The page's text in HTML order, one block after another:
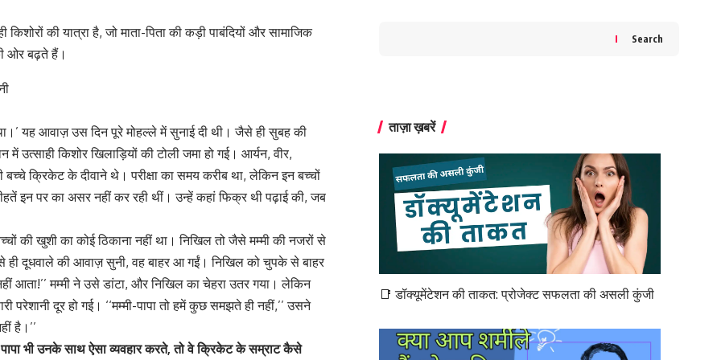
की यात्रा है, जो माता-पिता की कड़ी पाबंदियों और सामाजिक
ओर बढ़ते हैं।
यह आवाज़ उस दिन पूरे मोहल्ले में सुनाई दी थी। जैसे ही सुबह की
किशोर खिलाड़ियों की टोली जमा हो गई। आर्यन, वीर,
क्रिकेट के दीवाने थे। परीक्षा का समय करीब था, लेकिन इन बच्चों
इन पर का असर नहीं कर रही थीं। उन्हें कहां फिक्र थी पढ़ाई की, जब
की खुशी का कोई ठिकाना नहीं था। निखिल तो जैसे मम्मी की नजरों से
दूधवाले की आवाज़ सुनी, वह बाहर आ गईं। निखिल को चुपके से बाहर
आता!’’ मम्मी ने उसे डांटा, और निखिल का चेहरा उतर गया। लेकिन
दूर हो गई। ‘‘मम्मी-पापा तो हमें कुछ समझते ही नहीं,’’ उसने
है।’’
भी उनके साथ ऐसा व्यवहार करते, तो वे क्रिकेट के सम्राट कैसे
Search
ताज़ा ख़बरें
📑 डॉक्यूमेंटेशन की ताकत: प्रोजेक्ट सफलता की असली कुंजी